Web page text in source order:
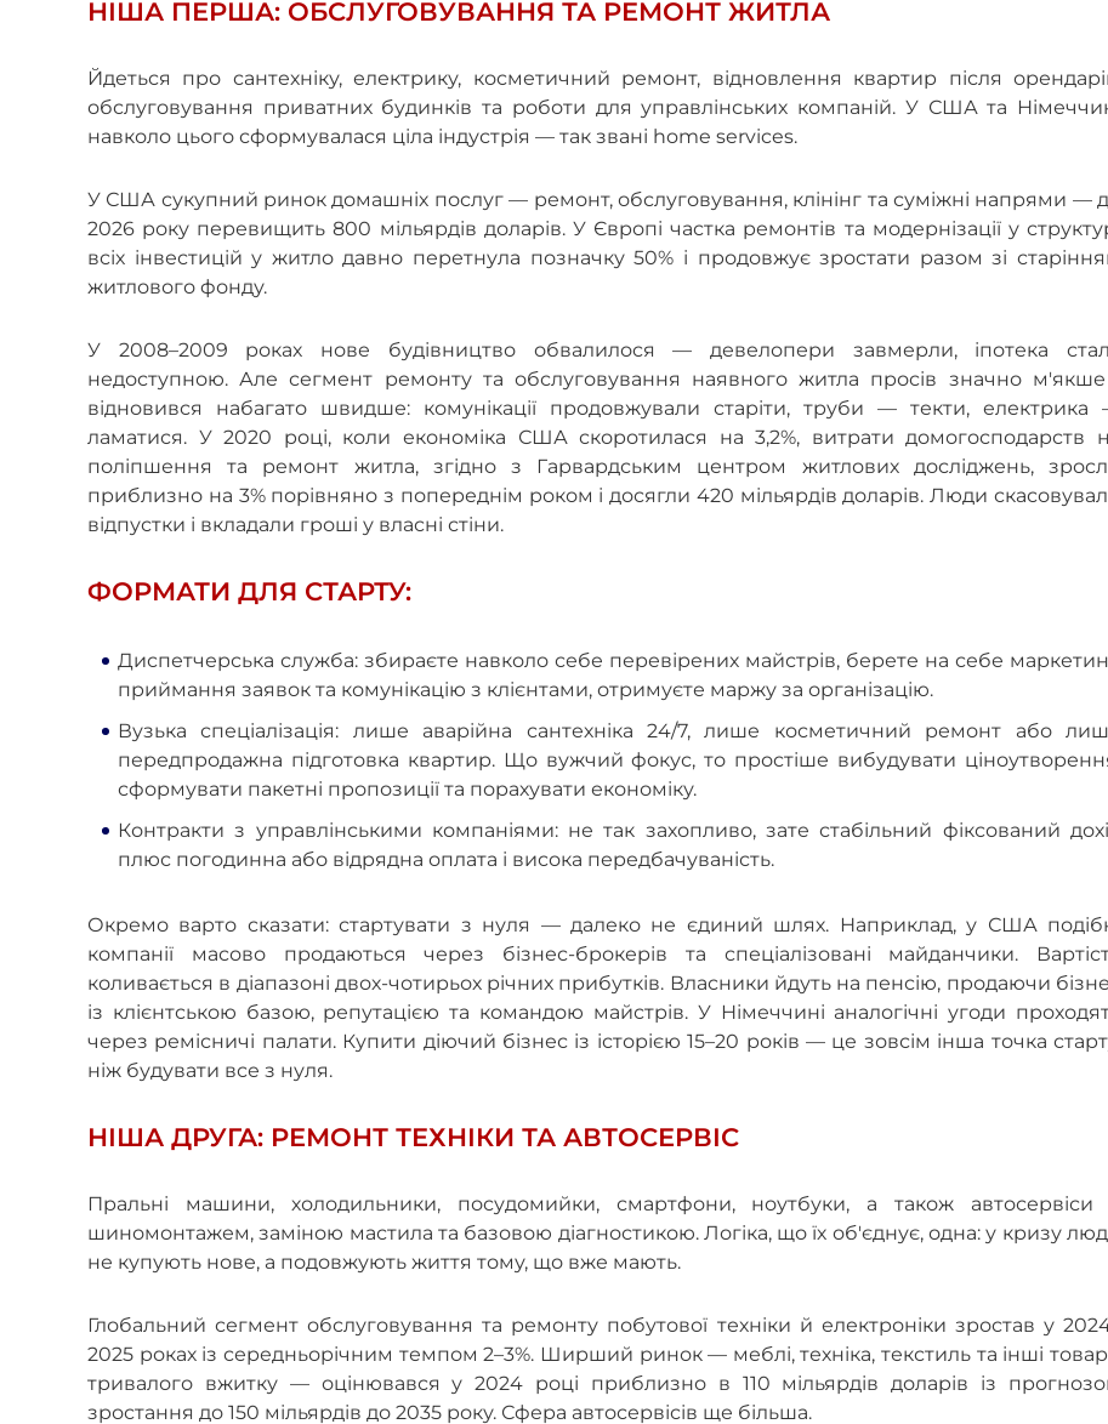
НІША ПЕРША: ОБСЛУГОВУВАННЯ ТА РЕМОНТ ЖИТЛА
Йдеться про сантехніку, електрику, косметичний ремонт, відновлення квартир після
обслуговування приватних будинків та роботи для управлінських компаній. У США та
навколо цього сформувалася ціла індустрія — так звані home services.
У США сукупний ринок домашніх послуг — ремонт, обслуговування, клінінг та суміжні напрями —
2026 року перевищить 800 мільярдів доларів. У Європі частка ремонтів та модернізації у
всіх інвестицій у житло давно перетнула позначку 50% і продовжує зростати разом зі
житлового фонду.
У 2008–2009 роках нове будівництво обвалилося — девелопери завмерли, іпотека
недоступною. Але сегмент ремонту та обслуговування наявного житла просів значно м'якше
відновився набагато швидше: комунікації продовжували старіти, труби — текти, електрика
ламатися. У 2020 році, коли економіка США скоротилася на 3,2%, витрати домогосподарств
поліпшення та ремонт житла, згідно з Гарвардським центром житлових досліджень,
приблизно на 3% порівняно з попереднім роком і досягли 420 мільярдів доларів. Люди
відпустки і вкладали гроші у власні стіни.
ФОРМАТИ ДЛЯ СТАРТУ:
Диспетчерська служба: збираєте навколо себе перевірених майстрів, берете на себе
приймання заявок та комунікацію з клієнтами, отримуєте маржу за організацію.
Вузька спеціалізація: лише аварійна сантехніка 24/7, лише косметичний ремонт або
передпродажна підготовка квартир. Що вужчий фокус, то простіше вибудувати
сформувати пакетні пропозиції та порахувати економіку.
Контракти з управлінськими компаніями: не так захопливо, зате стабільний фіксований
плюс погодинна або відрядна оплата і висока передбачуваність.
Окремо варто сказати: стартувати з нуля — далеко не єдиний шлях. Наприклад, у США
компанії масово продаються через бізнес-брокерів та спеціалізовані майданчики.
коливається в діапазоні двох-чотирьох річних прибутків. Власники йдуть на пенсію, продаючи
із клієнтською базою, репутацією та командою майстрів. У Німеччині аналогічні угоди
через ремісничі палати. Купити діючий бізнес із історією 15–20 років — це зовсім інша точка
ніж будувати все з нуля.
НІША ДРУГА: РЕМОНТ ТЕХНІКИ ТА АВТОСЕРВІС
Пральні машини, холодильники, посудомийки, смартфони, ноутбуки, а також автосервіси
шиномонтажем, заміною мастила та базовою діагностикою. Логіка, що їх об'єднує, одна: у кризу
не купують нове, а подовжують життя тому, що вже мають.
Глобальний сегмент обслуговування та ремонту побутової техніки й електроніки зростав у
2025 роках із середньорічним темпом 2–3%. Ширший ринок — меблі, техніка, текстиль та інші
тривалого вжитку — оцінювався у 2024 році приблизно в 110 мільярдів доларів із
зростання до 150 мільярдів до 2035 року. Сфера автосервісів ще більша.